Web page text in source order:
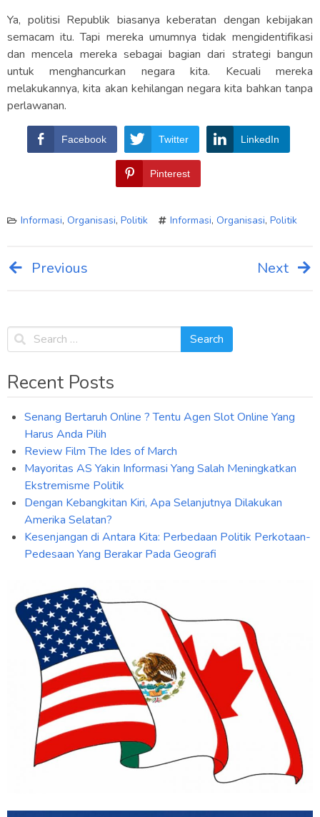
Ya, politisi Republik biasanya keberatan dengan kebijakan
semacam itu. Tapi mereka umumnya tidak mengidentifikasi
dan mencela mereka sebagai bagian dari strategi bangun
untuk menghancurkan negara kita. Kecuali mereka
melakukannya, kita akan kehilangan negara kita bahkan tanpa
perlawanan.
Facebook Twitter LinkedIn
Pinterest
Informasi, Organisasi, Politik Informasi, Organisasi, Politik
Post
navigation
Previous Next
Recent Posts
Senang Bertaruh Online ? Tentu Agen Slot Online Yang
Harus Anda Pilih
Review Film The Ides of March
Mayoritas AS Yakin Informasi Yang Salah Meningkatkan
Ekstremisme Politik
Dengan Kebangkitan Kiri, Apa Selanjutnya Dilakukan
Amerika Selatan?
Kesenjangan di Antara Kita: Perbedaan Politik Perkotaan-
Pedesaan Yang Berakar Pada Geografi